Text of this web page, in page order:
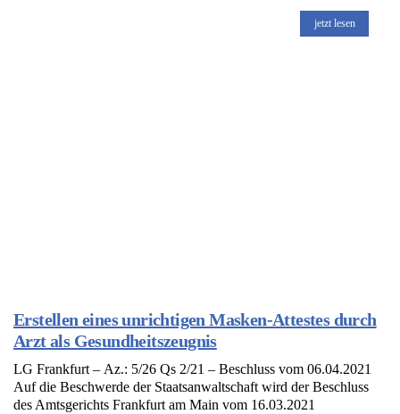
jetzt lesen
Erstellen eines unrichtigen Masken-Attestes durch
Arzt als Gesundheitszeugnis
LG Frankfurt – Az.: 5/26 Qs 2/21 – Beschluss vom 06.04.2021
Auf die Beschwerde der Staatsanwaltschaft wird der Beschluss
des Amtsgerichts Frankfurt am Main vom 16.03.2021